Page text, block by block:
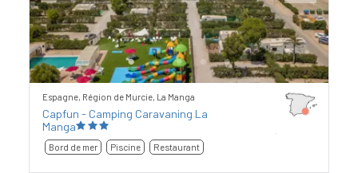
Previous Next
Espagne, Région de Murcie, La Manga
Capfun - Camping Caravaning La
Manga
Bord de mer Piscine Restaurant